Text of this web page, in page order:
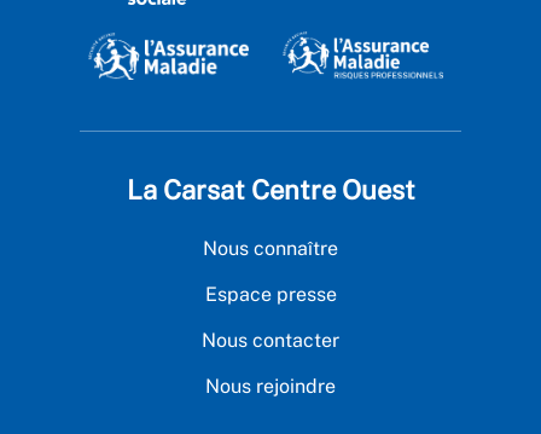
La Carsat Centre Ouest
Nous connaître
Espace presse
Nous contacter
Nous rejoindre